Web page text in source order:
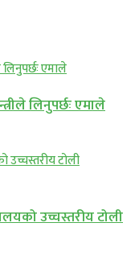
लिनुपर्छः एमाले
उच्चस्तरीय टोली